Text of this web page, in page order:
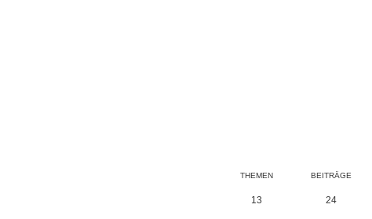
THEMEN BEITRÄGE
13 24